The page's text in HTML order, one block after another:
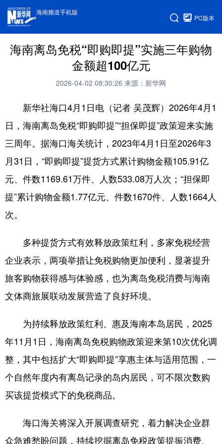
海南频道手机版
PC版本
海南离岛免税“即购即提”实施三年购物
金额超100亿元
2026-04-02 08:30:26 来源：新华网
新华社海口4月1日电（记者 吴茂辉）2026年4月1
日，海南离岛免税“即购即提”“担保即提”政策迎来实施
三周年。据海口海关统计，2023年4月1日至2026年3
月31日，“即购即提”提货方式累计购物金额105.91亿
元、件数1169.61万件、人数533.08万人次；“担保即
提”累计购物金额1.77亿元、件数1670件、人数1664人
次。
多种提货方式有效释放政策红利，多家免税经营
企业表示，两项举措让免税购物更加便利，显著提升
旅客购物获得感与体验感，也为离岛免税消费与海南
文体商旅展联动发展营造了良好环境。
为持续释放政策红利、惠及海南本岛居民，2025
年11月1日，海南离岛免税购物政策迎来第10次优化调
整，其中包括扩大“即购即提”享惠主体与适用范围，一
个自然年度内有离岛记录的岛内居民，可不限次数购
买该提货模式下的免税商品。
海口海关将深入开展调查研究，着力解决企业群
众急难愁盼问题，持续挖掘离岛免税政策提振消费、